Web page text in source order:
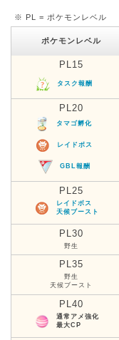
※ PL = ポケモンレベル
ポケモンレベル
PL15
タスク報酬
PL20
タマゴ孵化
レイドボス
GBL報酬
PL25
レイドボス
天候ブースト
PL30
野生
PL35
野生
天候ブースト
PL40
通常アメ強化
最大CP